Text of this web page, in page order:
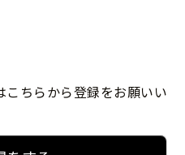
ちらから登録をお願いい